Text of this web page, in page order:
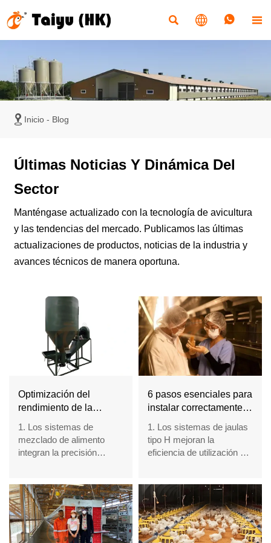
   
 Inicio - Blog
Últimas Noticias Y Dinámica Del
Sector
Manténgase actualizado con la tecnología de avicultura
y las tendencias del mercado. Publicamos las últimas
actualizaciones de productos, noticias de la industria y
avances técnicos de manera oportuna.
Optimización del
rendimiento de la
| Soluciones avanzadas
de mezcla de alimento
para granjas de pollos
1. Los sistemas de
mezclado de alimento
integran la precisión
2. La automatización
mejora la consistencia en
los ciclos de producción
de alimento avícola
6 pasos esenciales para
instalar correctamente
tipo H en granjas
avícolas
1. Los sistemas de jaulas
tipo H mejoran la
eficiencia de utilización del
2. Los sistemas
automatizados estabilizan
la consistencia de la
alimentación y la